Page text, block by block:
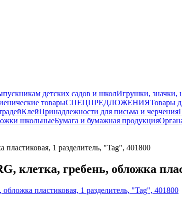
детских садов и школИгрушки, значки,
товарыСПЕЦПРЕДЛОЖЕНИЯТовары
КлейПринадлежности для письма и черчения
школьныеБумага и бумажная продукция
1 разделитель, "Tag", 401800
клетка, гребень, обложка